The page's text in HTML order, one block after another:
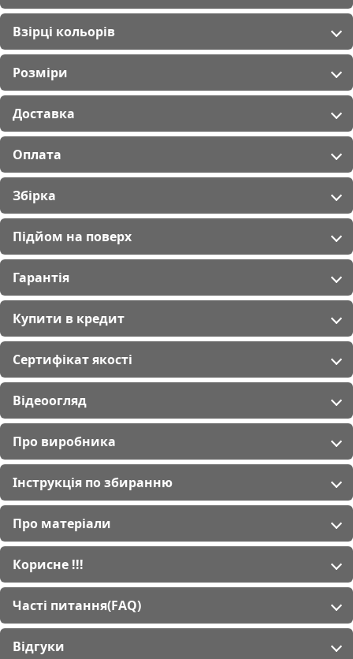
Взірці кольорів
Розміри
Доставка
Оплата
Збірка
Підйом на поверх
Гарантія
Купити в кредит
Сертифікат якості
Відеоогляд
Про виробника
Інструкція по збиранню
Про матеріали
Корисне !!!
Часті питання(FAQ)
Відгуки